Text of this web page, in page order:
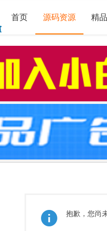
首页 源码资源 精
抱歉，您尚